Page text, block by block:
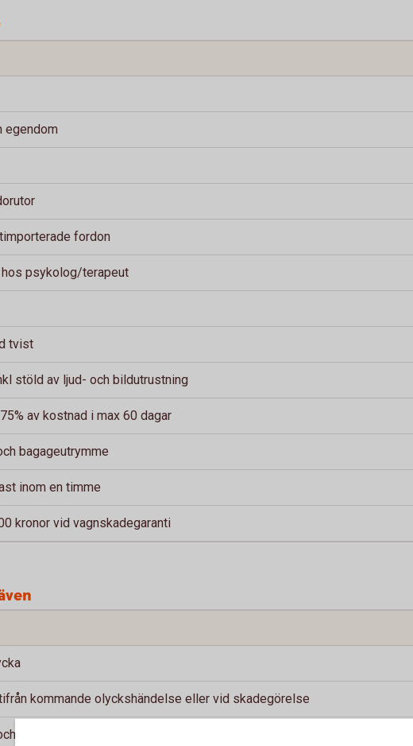
egendom
fordon
psykolog/terapeut
tvist
stöld av ljud- och bildutrustning
av kostnad i max 60 dagar
bagageutrymme
inom en timme
kronor vid vagnskadegaranti
kommande olyckshändelse eller vid skadegörelse
bagageutrymme